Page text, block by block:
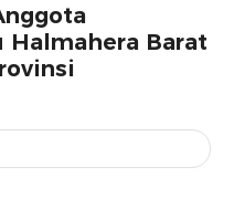
Halmahera Barat